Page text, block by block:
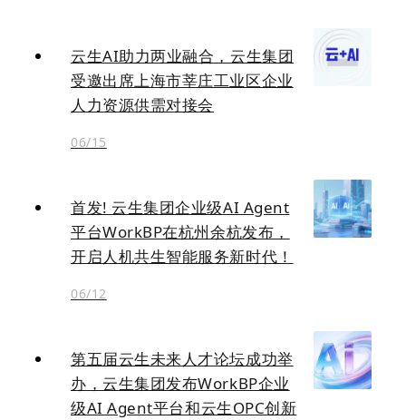
云生AI助力两业融合，云生集团
受邀出席上海市莘庄工业区企业
人力资源供需对接会
06/15
首发! 云生集团企业级AI Agent
平台WorkBP在杭州余杭发布，
开启人机共生智能服务新时代！
06/12
第五届云生未来人才论坛成功举
办，云生集团发布WorkBP企业
级AI Agent平台和云生OPC创新